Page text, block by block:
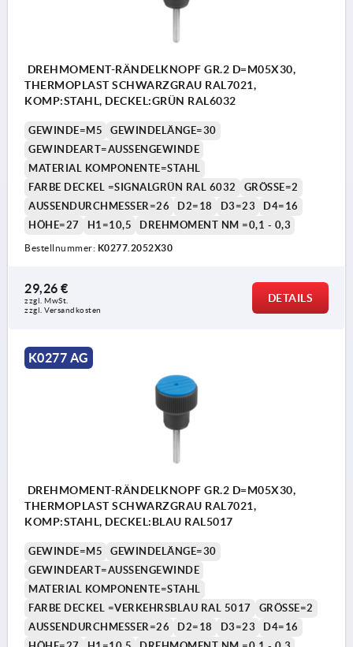
DREHMOMENT-RÄNDELKNOPF GR.2 D=M05X30,
THERMOPLAST SCHWARZGRAU RAL7021,
KOMP:STAHL, DECKEL:GRÜN RAL6032
GEWINDE=M5
GEWINDELÄNGE=30
GEWINDEART=AUSSENGEWINDE
MATERIAL KOMPONENTE=STAHL
FARBE DECKEL =SIGNALGRÜN RAL 6032
GRÖSSE=2
AUSSENDURCHMESSER=26
D2=18 D3=23
D4=16
HÖHE=27
H1=10,5 DREHMOMENT NM =0,1 - 0,3
Bestellnummer: K0277.2052X30
29,26 €
zzgl. MwSt.
zzgl. Versandkosten
DETAILS
K0277 AG
DREHMOMENT-RÄNDELKNOPF GR.2 D=M05X30,
THERMOPLAST SCHWARZGRAU RAL7021,
KOMP:STAHL, DECKEL:BLAU RAL5017
GEWINDE=M5
GEWINDELÄNGE=30
GEWINDEART=AUSSENGEWINDE
MATERIAL KOMPONENTE=STAHL
FARBE DECKEL =VERKEHRSBLAU RAL 5017
GRÖSSE=2
AUSSENDURCHMESSER=26
D2=18 D3=23
D4=16